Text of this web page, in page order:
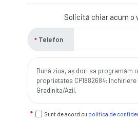
Solicită chiar acum o
Telefon
Sunt de acord cu politica de